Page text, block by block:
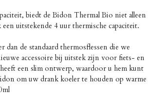
biedt de Bidon Thermal Bio niet alleen
uitstekende 4 uur thermische capaciteit.
de standaard thermosflessen die we
accessoire bij uitstek zijn voor fiets- en
een slim ontwerp, waardoor u hem kunt
om uw drank koeler te houden op warme